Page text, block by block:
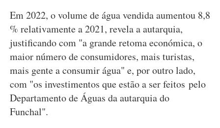
Em 2022, o volume de água vendida aumentou 8,8
% relativamente a 2021, revela a autarquia,
justificando com "a grande retoma económica, o
maior número de consumidores, mais turistas,
mais gente a consumir água" e, por outro lado,
com "os investimentos que estão a ser feitos pelo
Departamento de Águas da autarquia do
Funchal".